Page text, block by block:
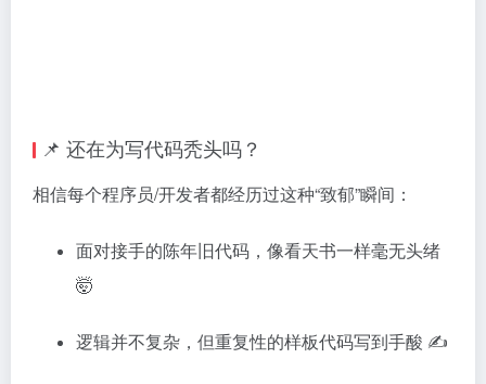
📌 还在为写代码秃头吗？
相信每个程序员/开发者都经历过这种“致郁”瞬间：
面对接手的陈年旧代码，像看天书一样毫无头绪
🤯
逻辑并不复杂，但重复性的样板代码写到手酸 ✍️